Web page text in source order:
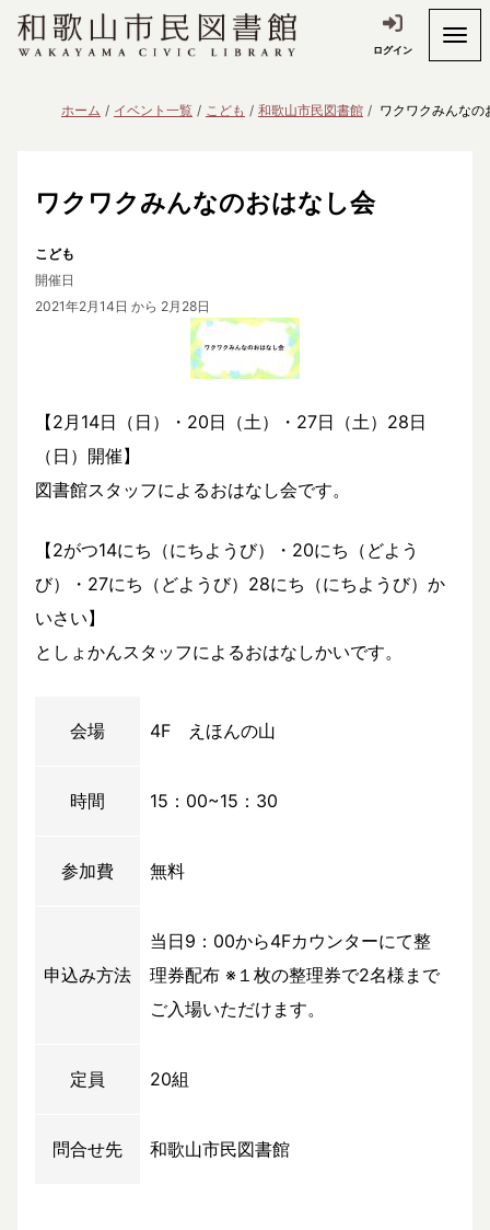
ログイン
ホーム イベント一覧 こども 和歌山市民図書館 ワクワクみんなの
ワクワクみんなのおはなし会
こども
開催日
2021年2月14日 から 2月28日
【2月14日（日）・20日（土）・27日（土）28日
（日）開催】
図書館スタッフによるおはなし会です。
【2がつ14にち（にちようび）・20にち（どよう
び）・27にち（どようび）28にち（にちようび）か
いさい】
としょかんスタッフによるおはなしかいです。
会場 4F えほんの山
時間 15：00~15：30
参加費 無料
申込み方法
当日9：00から4Fカウンターにて整
理券配布 ※１枚の整理券で2名様まで
ご入場いただけます。
定員 20組
問合せ先 和歌山市民図書館